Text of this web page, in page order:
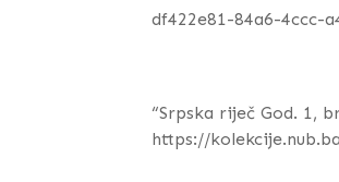
df422e81-84a6-4ccc-
“Srpska riječ God. 1,
https://